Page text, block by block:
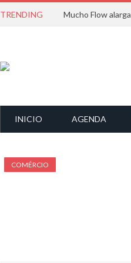
TRENDING
INICIO AGENDA
COMÉRCIO